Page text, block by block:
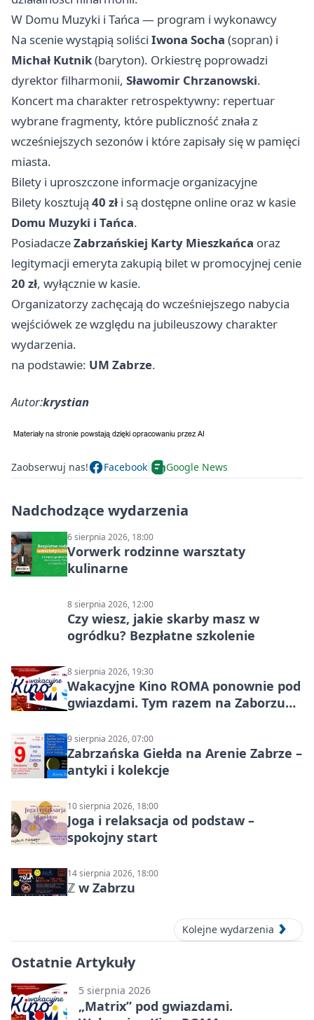
W Domu Muzyki i Tańca — program i wykonawcy
Na scenie wystąpią soliści Iwona Socha (sopran) i
Michał Kutnik(baryton). Orkiestrę poprowadzi
dyrektor filharmonii, Sławomir Chrzanowski.
Koncert ma charakter retrospektywny: repertuar
wybrane fragmenty, które publiczność znała z
wcześniejszych sezonów i które zapisały się w pamięci
miasta.
Bilety i uproszczone informacje organizacyjne
Bilety kosztują 40 zł i są dostępne online oraz w kasie
Domu Muzyki i Tańca.
PosiadaczeZabrzańskiej Karty Mieszkańca oraz
legitymacji emeryta zakupią bilet w promocyjnej cenie
20 zł, wyłącznie w kasie.
Organizatorzy zachęcają do wcześniejszego nabycia
wejściówek ze względu na jubileuszowy charakter
wydarzenia.
na podstawie: UM Zabrze.
Autor:krystian
Zaobserwuj nas! Facebook Google News
Nadchodzące wydarzenia
6 sierpnia 2026, 18:00
Vorwerk rodzinne warsztaty
kulinarne
8 sierpnia 2026, 12:00
Czy wiesz, jakie skarby masz w
ogródku? Bezpłatne szkolenie
8 sierpnia 2026, 19:30
Wakacyjne Kino ROMA ponownie pod
gwiazdami. Tym razem na Zaborzu
9 sierpnia 2026, 07:00
Zabrzańska Giełda na Arenie Zabrze –
antyki i kolekcje
10 sierpnia 2026, 18:00
Joga i relaksacja od podstaw –
spokojny start
14 sierpnia 2026, 18:00
ℤ w Zabrzu
Kolejne wydarzenia
Ostatnie Artykuły
5 sierpnia 2026
„Matrix” pod gwiazdami.